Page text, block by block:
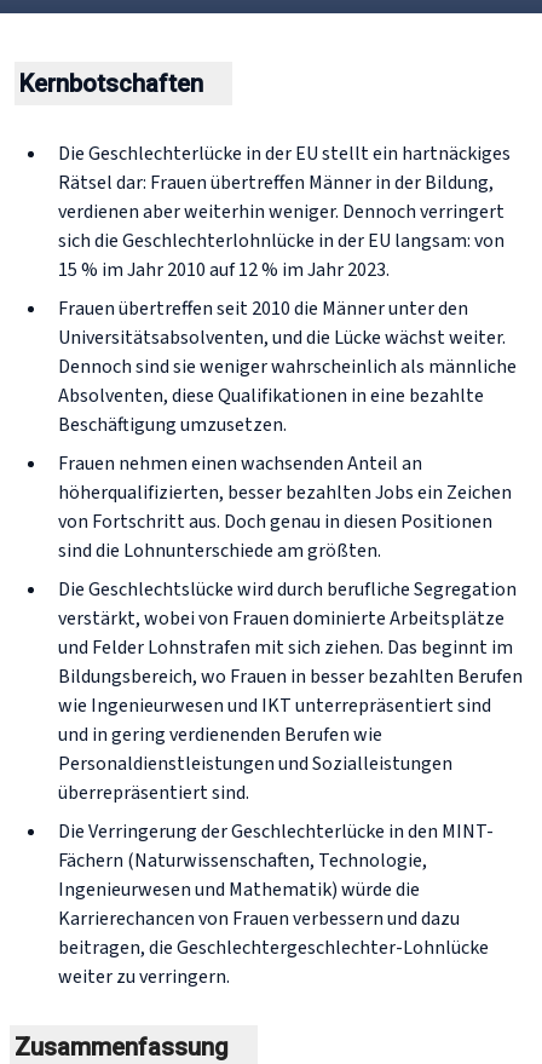
Kernbotschaften
Die Geschlechterlücke in der EU stellt ein hartnäckiges
Rätsel dar: Frauen übertreffen Männer in der Bildung,
verdienen aber weiterhin weniger. Dennoch verringert
sich die Geschlechterlohnlücke in der EU langsam: von
15 % im Jahr 2010 auf 12 % im Jahr 2023.
Frauen übertreffen seit 2010 die Männer unter den
Universitätsabsolventen, und die Lücke wächst weiter.
Dennoch sind sie weniger wahrscheinlich als männliche
Absolventen, diese Qualifikationen in eine bezahlte
Beschäftigung umzusetzen.
Frauen nehmen einen wachsenden Anteil an
höherqualifizierten, besser bezahlten Jobs ein Zeichen
von Fortschritt aus. Doch genau in diesen Positionen
sind die Lohnunterschiede am größten.
Die Geschlechtslücke wird durch berufliche Segregation
verstärkt, wobei von Frauen dominierte Arbeitsplätze
und Felder Lohnstrafen mit sich ziehen. Das beginnt im
Bildungsbereich, wo Frauen in besser bezahlten Berufen
wie Ingenieurwesen und IKT unterrepräsentiert sind
und in gering verdienenden Berufen wie
Personaldienstleistungen und Sozialleistungen
überrepräsentiert sind.
Die Verringerung der Geschlechterlücke in den MINT-
Fächern (Naturwissenschaften, Technologie,
Ingenieurwesen und Mathematik) würde die
Karrierechancen von Frauen verbessern und dazu
beitragen, die Geschlechtergeschlechter-Lohnlücke
weiter zu verringern.
Zusammenfassung